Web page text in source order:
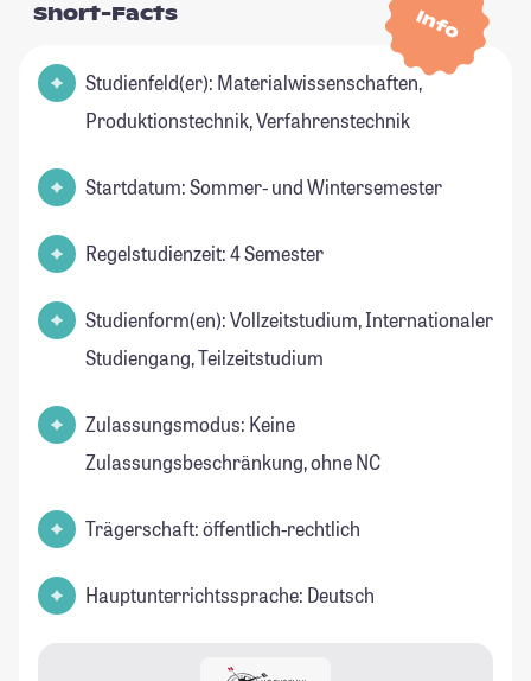
Info
Short-Facts
Studienfeld(er): Materialwissenschaften,
Produktionstechnik, Verfahrenstechnik
Startdatum: Sommer- und Wintersemester
Regelstudienzeit: 4 Semester
Studienform(en): Vollzeitstudium, Internationaler
Studiengang, Teilzeitstudium
Zulassungsmodus: Keine
Zulassungsbeschränkung, ohne NC
Trägerschaft: öffentlich-rechtlich
Hauptunterrichtssprache: Deutsch